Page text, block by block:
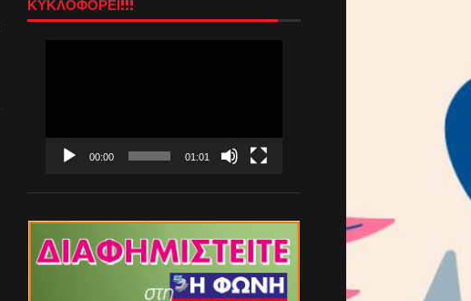
ΚΥΚΛΟΦΟΡΕΙ!!!
00:00 01:01